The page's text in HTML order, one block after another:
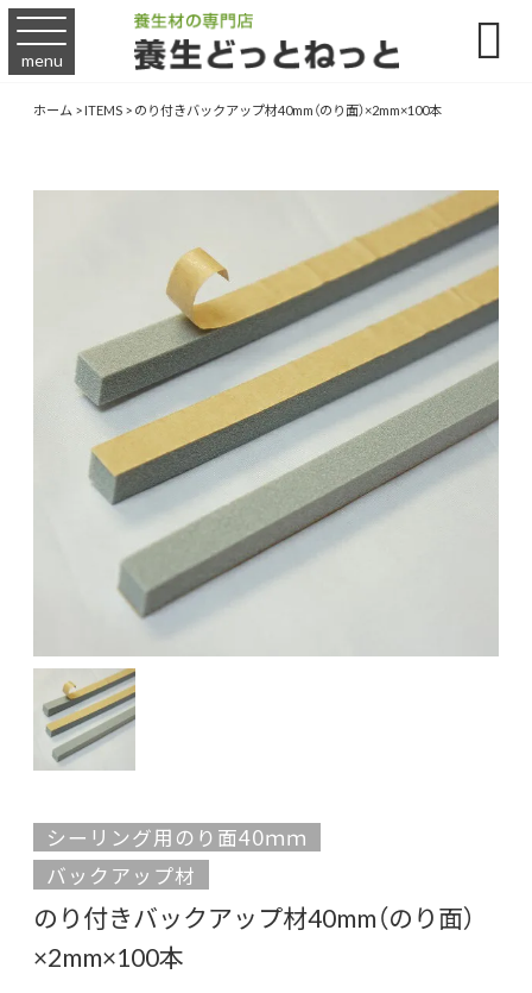
menu 
ホーム>ITEMS>のり付きバックアップ材40mm（のり面）×2mm×100本
シーリング用のり面40ｍｍ
バックアップ材
のり付きバックアップ材40mm（のり面）
×2mm×100本